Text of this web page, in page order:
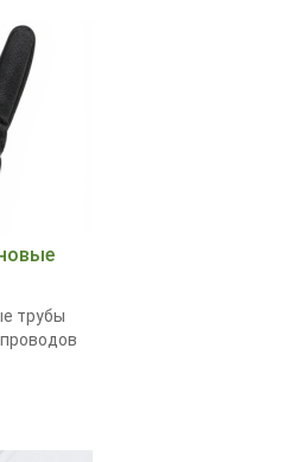
трубы